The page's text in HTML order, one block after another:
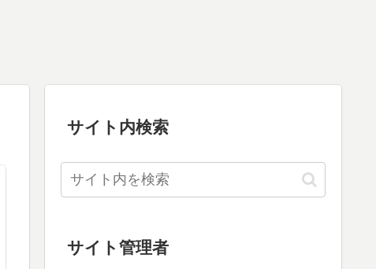
サイト内検索
サイト管理者